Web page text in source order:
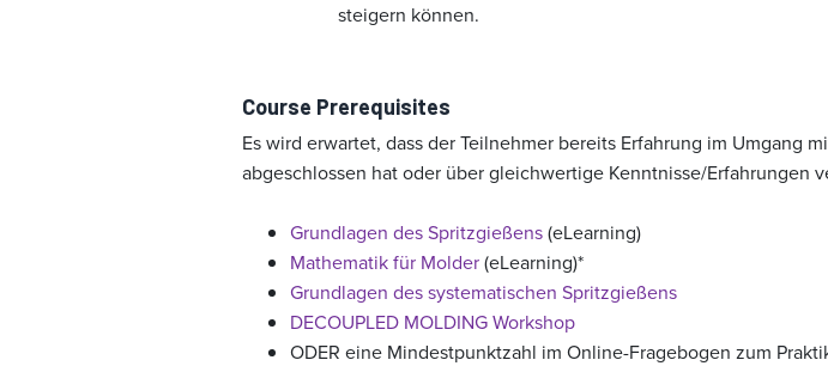
steigern können.
Course Prerequisites
Es wird erwartet, dass der Teilnehmer bereits Erfahrung im Umgang
abgeschlossen hat oder über gleichwertige Kenntnisse/Erfahrungen
Grundlagen des Spritzgießens(eLearning)
Mathematik für Molder(eLearning)*
Grundlagen des systematischen Spritzgießens
DECOUPLED MOLDING Workshop
ODER eine Mindestpunktzahl im Online-Fragebogen zum